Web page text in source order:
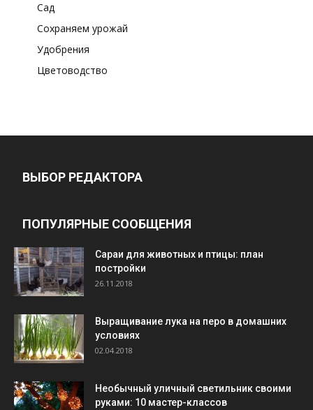
Сад
Сохраняем урожай
Удобрения
Цветоводство
ВЫБОР РЕДАКТОРА
ПОПУЛЯРНЫЕ СООБЩЕНИЯ
Cараи для животных и птицы: план
постройки
26.11.2018
Выращивание лука на перо в домашних
условиях
02.04.2018
Необычный уличный светильник своими
руками: 10 мастер-классов